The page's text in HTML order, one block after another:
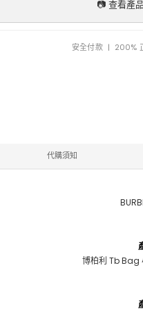
📷 查看產
安全付款 | 200%
代購須知
博柏利 Tb Bag